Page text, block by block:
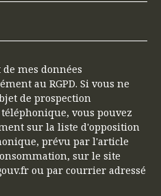
mes données
au RGPD. Si vous ne
de prospection
vous pouvez
sur la liste d'opposition
prévu par l'article
sur le site
ou par courrier adressé